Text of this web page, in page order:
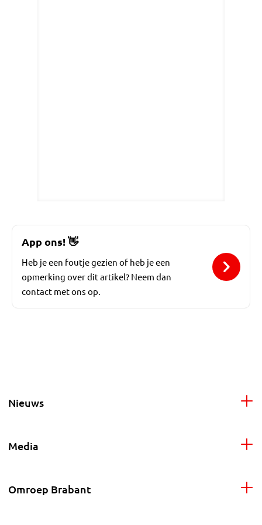
App ons!👋
Heb je een foutje gezien of heb je een
opmerking over dit artikel? Neem dan
contact met ons op.
Nieuws
Media
Omroep Brabant